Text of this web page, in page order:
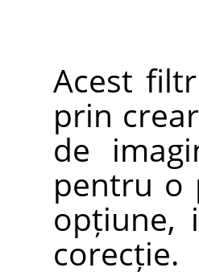
Acest
prin
de
pentru o
opțiune,
corecție.